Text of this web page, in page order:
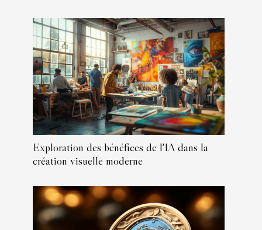
Exploration des bénéfices de l'IA dans la
création visuelle moderne